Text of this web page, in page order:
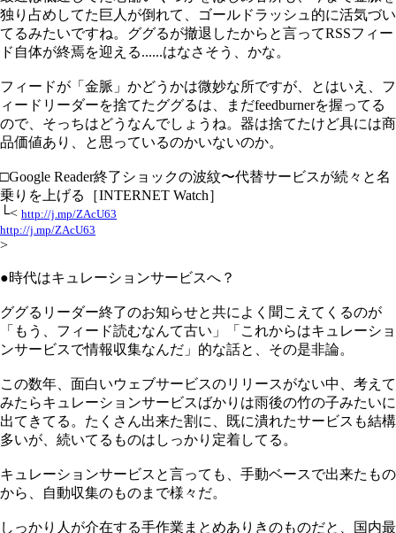
独り占めしてた巨人が倒れて、ゴールドラッシュ的に活気づい
てるみたいですね。ググるが撤退したからと言ってRSSフィー
ド自体が終焉を迎える......はなさそう、かな。
フィードが「金脈」かどうかは微妙な所ですが、とはいえ、フ
ィードリーダーを捨てたググるは、まだfeedburnerを握ってる
ので、そっちはどうなんでしょうね。器は捨てたけど具には商
品価値あり、と思っているのかいないのか。
□Google Reader終了ショックの波紋〜代替サービスが続々と名
乗りを上げる［INTERNET Watch］
└< http://j.mp/ZAcU63
http://j.mp/ZAcU63
>
●時代はキュレーションサービスへ？
ググるリーダー終了のお知らせと共によく聞こえてくるのが
「もう、フィード読むなんて古い」「これからはキュレーショ
ンサービスで情報収集なんだ」的な話と、その是非論。
この数年、面白いウェブサービスのリリースがない中、考えて
みたらキュレーションサービスばかりは雨後の竹の子みたいに
出てきてる。たくさん出来た割に、既に潰れたサービスも結構
多いが、続いてるものはしっかり定着してる。
キュレーションサービスと言っても、手動ベースで出来たもの
から、自動収集のものまで様々だ。
しっかり人が介在する手作業まとめありきのものだと、国内最